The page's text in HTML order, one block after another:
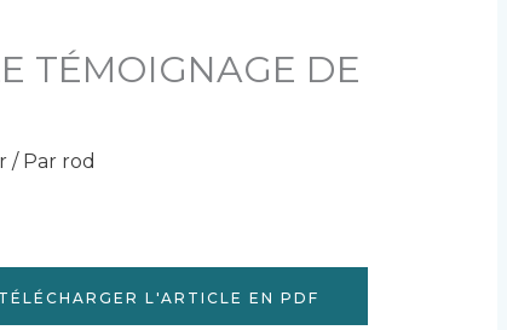
TÉMOIGNAGE DE
/ Par rod
TÉLÉCHARGER L'ARTICLE EN PDF